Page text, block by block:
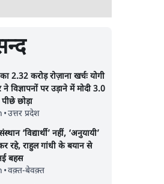
2.32 करोड़ रोज़ाना खर्चः योगी
विज्ञापनों पर उड़ाने में मोदी 3.0
छोड़ा
•उत्तर प्रदेश
‘विद्यार्थी’ नहीं, ‘अनुयायी’
रहे, राहुल गांधी के बयान से
बहस
•वक़्त-बेवक़्त